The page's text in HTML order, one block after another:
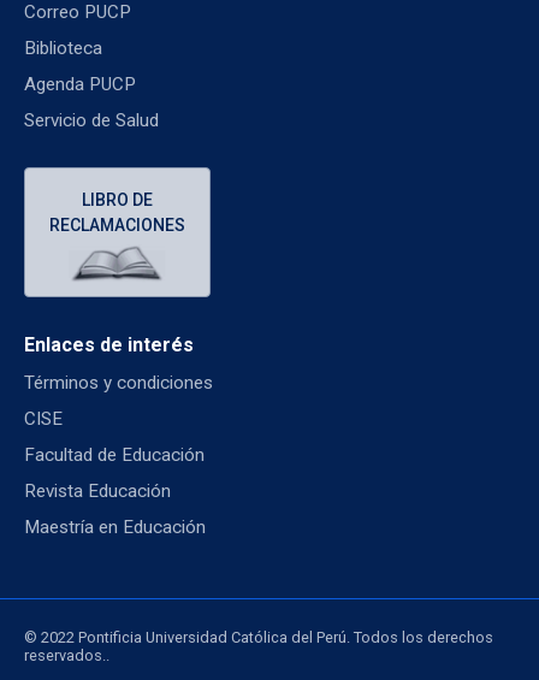
Correo PUCP
Biblioteca
Agenda PUCP
Servicio de Salud
LIBRO DE
RECLAMACIONES
Enlaces de interés
Términos y condiciones
CISE
Facultad de Educación
Revista Educación
Maestría en Educación
© 2022 Pontificia Universidad Católica del Perú. Todos los derechos
reservados..